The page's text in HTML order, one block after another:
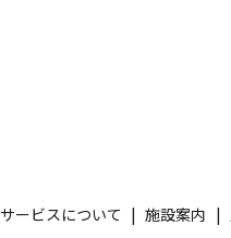
サービスについて 施設案内